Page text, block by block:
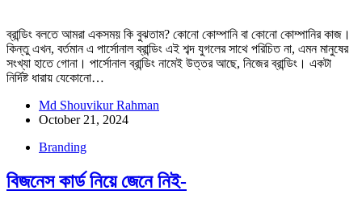
ব্রান্ডিং বলতে আমরা একসময় কি বুঝতাম? কোনো কোম্পানি বা কোনো কোম্পানির কাজ।
কিন্তু এখন, বর্তমান এ পার্সোনাল ব্রান্ডিং এই শব্দ যুগলের সাথে পরিচিত না, এমন মানুষের
সংখ্যা হাতে গোনা। পার্সোনাল ব্রান্ডিং নামেই উত্তর আছে, নিজের ব্রান্ডিং। একটা
নির্দিষ্ট ধারায় যেকোনো…
Md Shouvikur Rahman
October 21, 2024
Branding
বিজনেস কার্ড নিয়ে জেনে নিই-